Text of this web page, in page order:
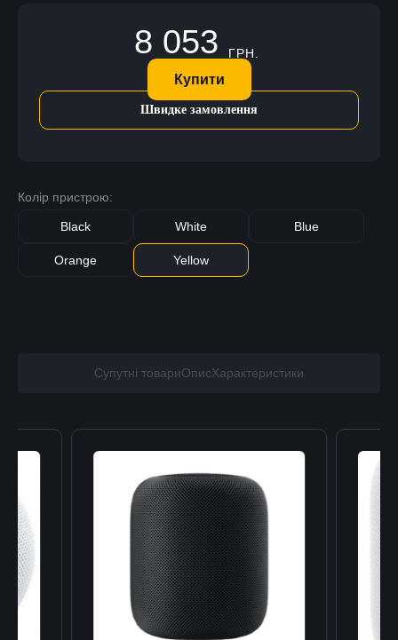
Колір пристрою:
Black White Blue
Orange Yellow
8 053 ГРН.
Купити
Швидке замовлення
Супутні товариОписХарактеристики